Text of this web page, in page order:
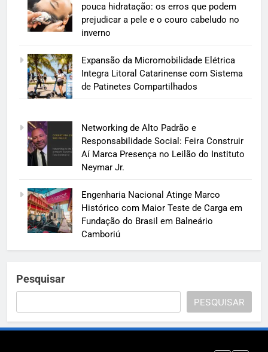
pouca hidratação: os erros que podem
prejudicar a pele e o couro cabeludo no
inverno
Expansão da Micromobilidade Elétrica
Integra Litoral Catarinense com Sistema
de Patinetes Compartilhados
Networking de Alto Padrão e
Responsabilidade Social: Feira Construir
Aí Marca Presença no Leilão do Instituto
Neymar Jr.
Engenharia Nacional Atinge Marco
Histórico com Maior Teste de Carga em
Fundação do Brasil em Balneário
Camboriú
Pesquisar
PESQUISAR